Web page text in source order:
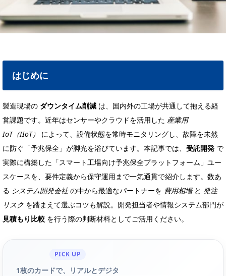
はじめに
製造現場の ダウンタイム削減 は、国内外の工場が共通して抱える経
営課題です。近年はセンサーやクラウドを活用した 産業用
IoT（IIoT）
によって、設備状態を常時モニタリングし、故障を未然
に防ぐ「予兆保全」が脚光を浴びています。本記事では、 受託開発 で
実際に構築した「スマート工場向け予兆保全プラットフォーム」ユー
スケースを、要件定義から保守運用まで一気通貫で紹介します。数あ
る システム開発会社の中から最適なパートナーを 費用相場と 発注
リスク を踏まえて選ぶコツも解説。開発担当者や情報システム部門が
見積もり比較 を行う際の判断材料としてご活用ください。
PICK UP
1枚のカードで、リアルとデジタ